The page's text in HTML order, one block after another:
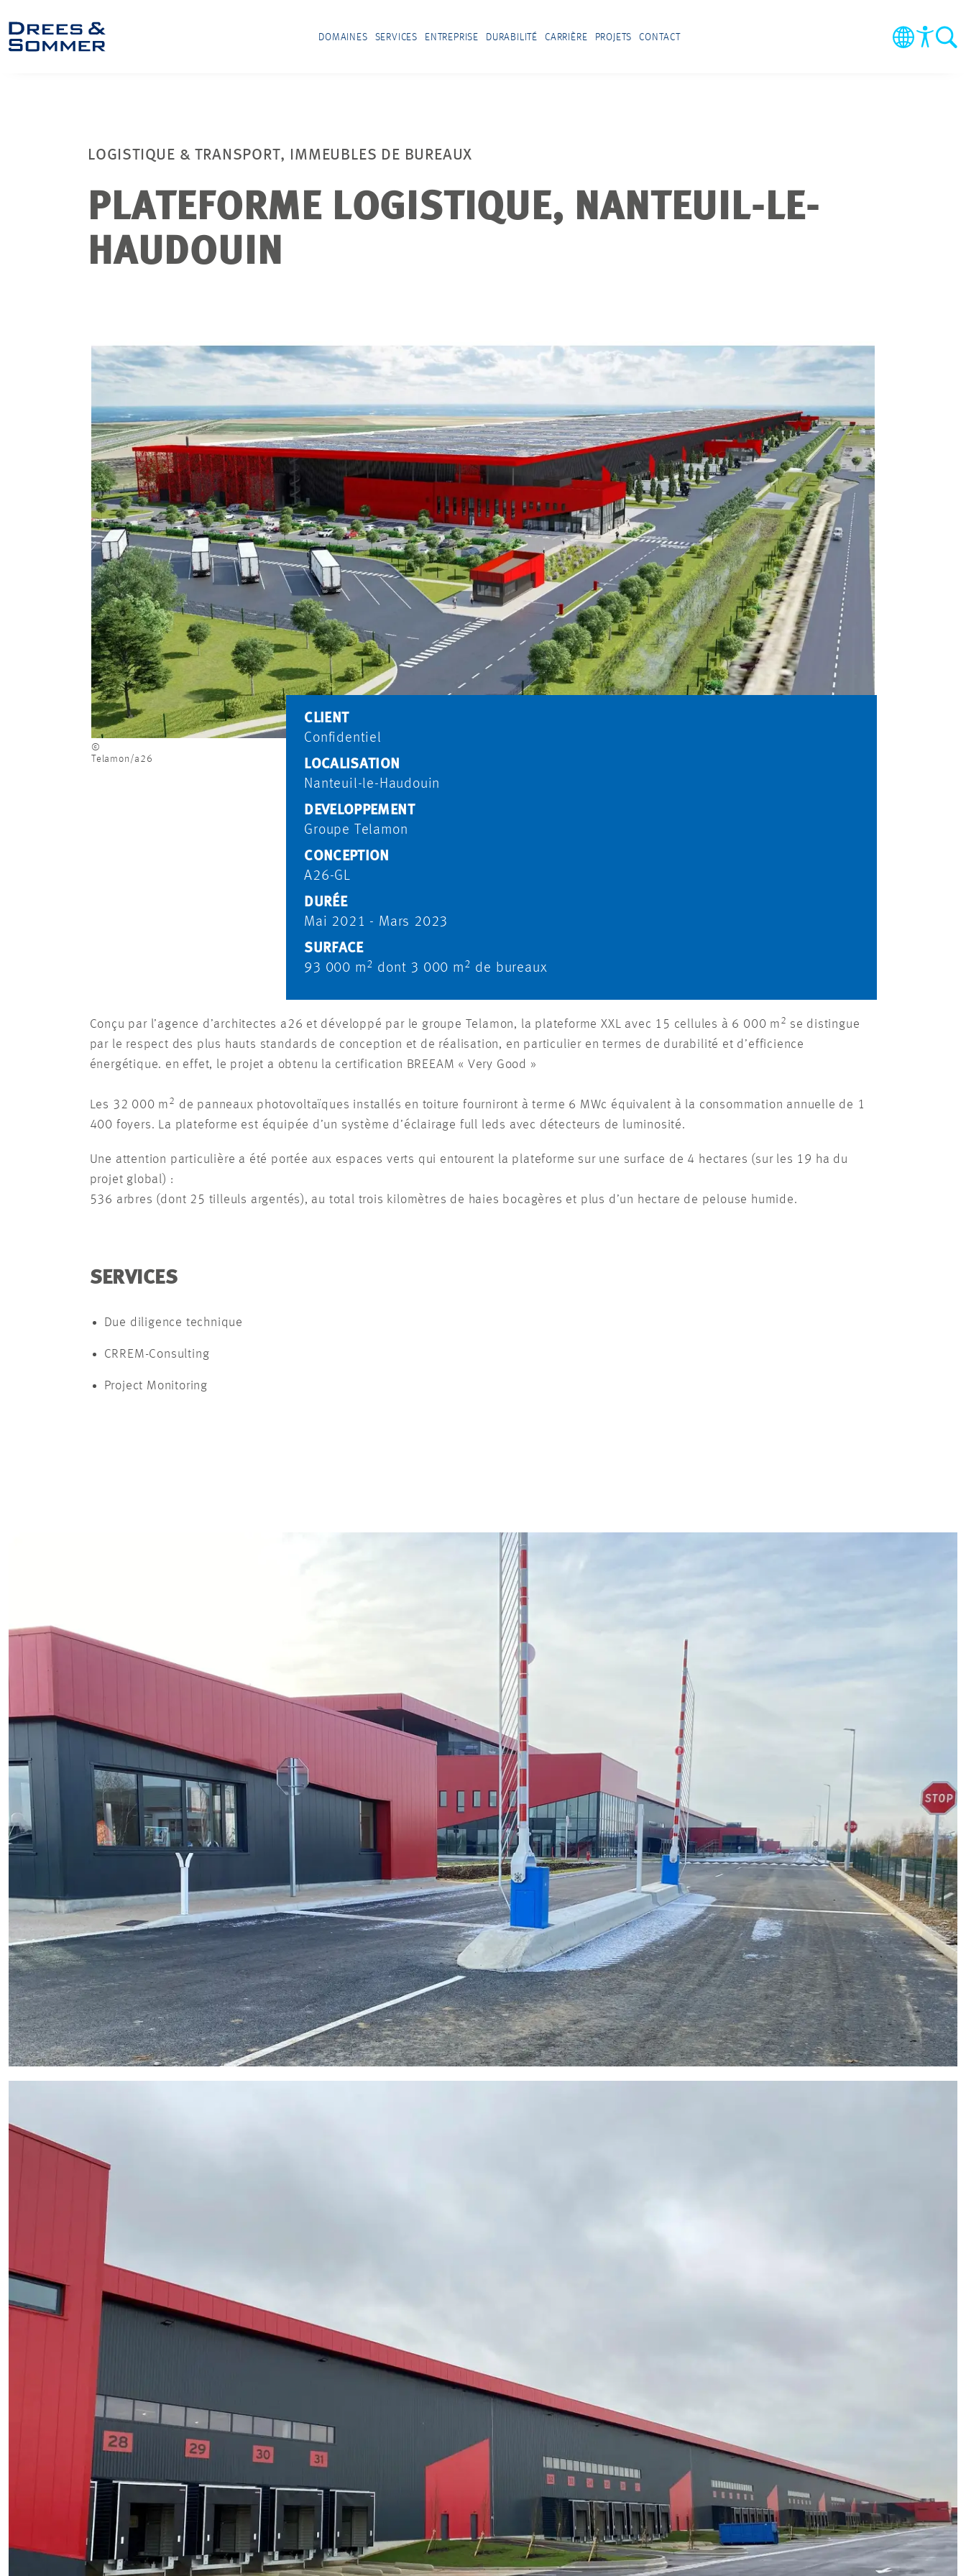
DOMAINES SERVICES ENTREPRISE DURABILITÉ CARRIÈRE PROJETS CONTACT
LOGISTIQUE & TRANSPORT, IMMEUBLES DE BUREAUX
PLATEFORME LOGISTIQUE, NANTEUIL-LE-
HAUDOUIN
©
Telamon/a26
CLIENT
Confidentiel
LOCALISATION
Nanteuil-le-Haudouin
DEVELOPPEMENT
Groupe Telamon
CONCEPTION
A26-GL
DURÉE
Mai 2021 - Mars 2023
SURFACE
93 000 m 2 dont 3 000 m 2 de bureaux
Conçu par l’agence d’architectes a26 et développé par le groupe Telamon, la plateforme XXL avec 15 cellules à 6 000 m 2 se distingue
par le respect des plus hauts standards de conception et de réalisation, en particulier en termes de durabilité et d’efficience
énergétique. en effet, le projet a obtenu la certification BREEAM « Very Good »
Les 32 000 m 2
de panneaux photovoltaïques installés en toiture fourniront à terme 6 MWc équivalent à la consommation annuelle de 1
400 foyers. La plateforme est équipée d’un système d’éclairage full leds avec détecteurs de luminosité.
Une attention particulière a été portée aux espaces verts qui entourent la plateforme sur une surface de 4 hectares (sur les 19 ha du
projet global) :
536 arbres (dont 25 tilleuls argentés), au total trois kilomètres de haies bocagères et plus d’un hectare de pelouse humide.
SERVICES
Due diligence technique
CRREM-Consulting
Project Monitoring